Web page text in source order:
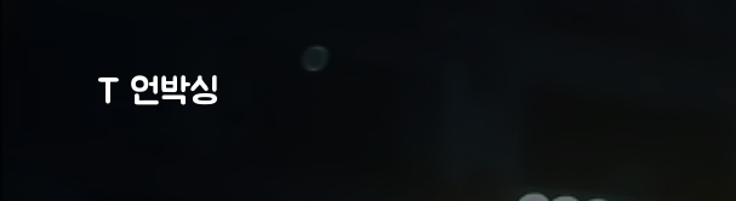
T 언박싱